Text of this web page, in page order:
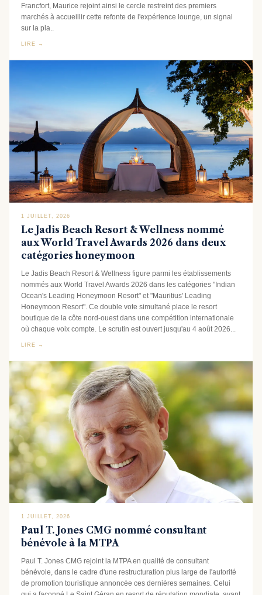
Francfort, Maurice rejoint ainsi le cercle restreint des premiers
marchés à accueillir cette refonte de l'expérience lounge, un signal
sur la pla..
LIRE →
1 JUILLET, 2026
Le Jadis Beach Resort & Wellness nommé
aux World Travel Awards 2026 dans deux
catégories honeymoon
Le Jadis Beach Resort & Wellness figure parmi les établissements
nommés aux World Travel Awards 2026 dans les catégories "Indian
Ocean's Leading Honeymoon Resort" et "Mauritius' Leading
Honeymoon Resort". Ce double vote simultané place le resort
boutique de la côte nord-ouest dans une compétition internationale
où chaque voix compte. Le scrutin est ouvert jusqu'au 4 août 2026...
LIRE →
1 JUILLET, 2026
Paul T. Jones CMG nommé consultant
bénévole à la MTPA
Paul T. Jones CMG rejoint la MTPA en qualité de consultant
bénévole, dans le cadre d'une restructuration plus large de l'autorité
de promotion touristique annoncée ces dernières semaines. Celui